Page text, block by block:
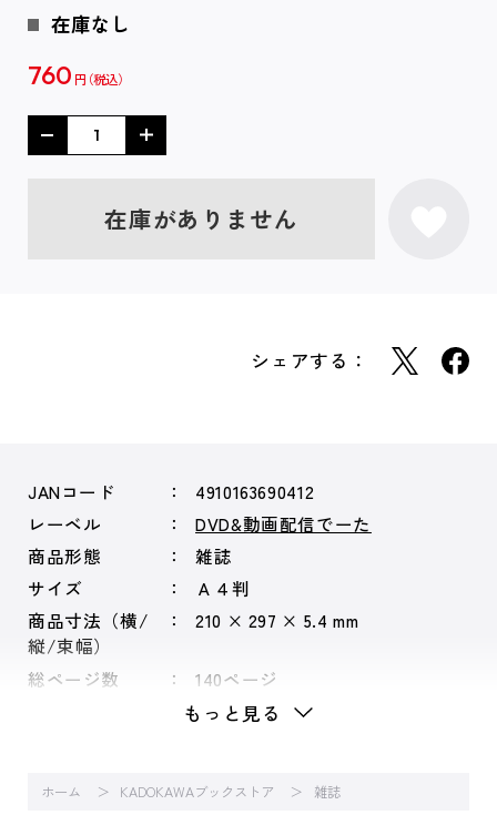
在庫なし
760 円
在庫がありません
シェアする：
JANコード
4910163690412
レーベル
DVD&動画配信でーた
商品形態
雑誌
サイズ
Ａ４判
商品寸法（横/
縦/束幅）
210 × 297 × 5.4 mm
総ページ数 140ページ
もっと見る
ホーム KADOKAWAブックストア 雑誌